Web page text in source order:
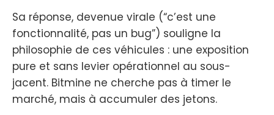
Sa réponse, devenue virale (“c’est une
fonctionnalité, pas un bug”) souligne la
philosophie de ces véhicules : une exposition
pure et sans levier opérationnel au sous-
jacent. Bitmine ne cherche pas à timer le
marché, mais à accumuler des jetons.